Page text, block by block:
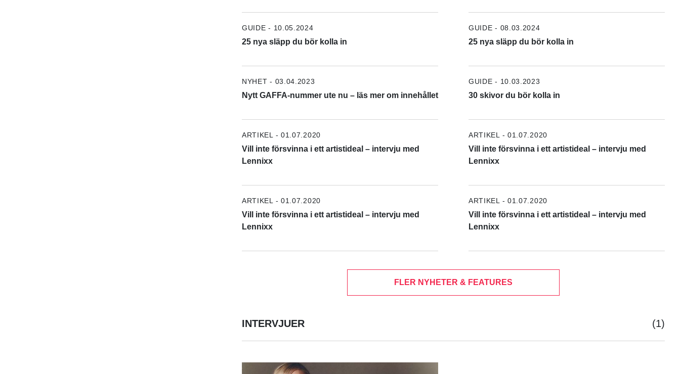
GUIDE - 10.05.2024
25 nya släpp du bör kolla in
GUIDE - 08.03.2024
25 nya släpp du bör kolla in
NYHET - 03.04.2023
Nytt GAFFA-nummer ute nu – läs mer om innehållet
GUIDE - 10.03.2023
30 skivor du bör kolla in
ARTIKEL - 01.07.2020
Vill inte försvinna i ett artistideal – intervju med
Lennixx
ARTIKEL - 01.07.2020
Vill inte försvinna i ett artistideal – intervju med
Lennixx
ARTIKEL - 01.07.2020
Vill inte försvinna i ett artistideal – intervju med
Lennixx
ARTIKEL - 01.07.2020
Vill inte försvinna i ett artistideal – intervju med
Lennixx
FLER NYHETER & FEATURES
INTERVJUER (1)